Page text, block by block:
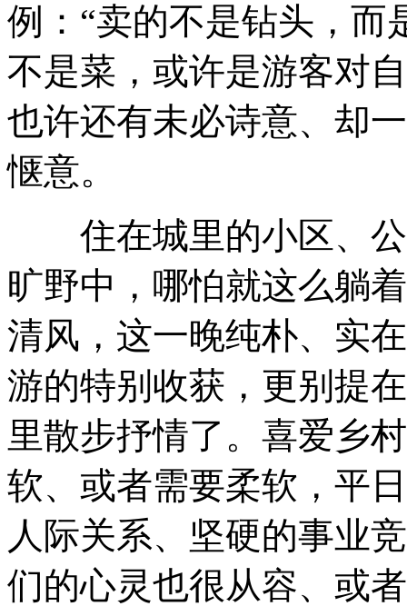
例：“卖的不是钻头，而
不是菜，或许是游客对
也许还有未必诗意、却
惬意。
住在城里的小区、公
旷野中，哪怕就这么躺
清风，这一晚纯朴、实
游的特别收获，更别提
里散步抒情了。喜爱乡
软、或者需要柔软，平
人际关系、坚硬的事业
们的心灵也很从容、或